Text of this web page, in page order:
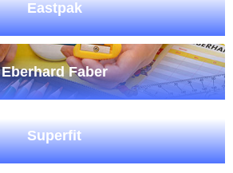
Eastpak
Eberhard Faber
Superfit